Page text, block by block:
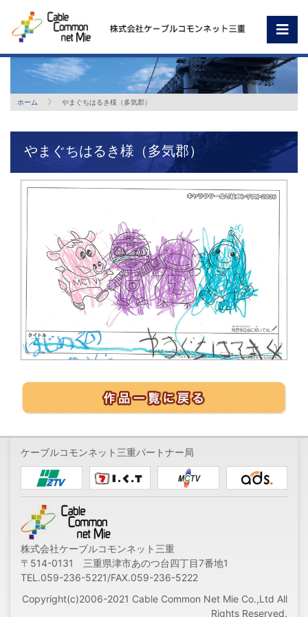
ホーム やまぐちはるき様（多気郡）
やまぐちはるき様（多気郡）
ケーブルコモンネット三重パートナー局
株式会社ケーブルコモンネット三重
〒514-0131 三重県津市あのつ台四丁目7番地1
TEL.059-236-5221/FAX.059-236-5222
Copyright(c)2006-2021 Cable Common Net Mie Co.,Ltd All
Rights Reserved.